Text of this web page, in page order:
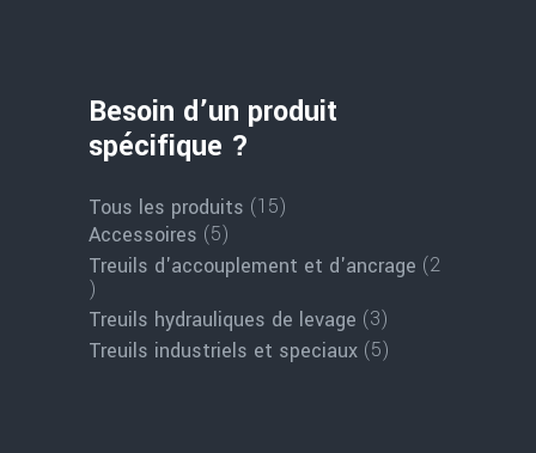
Besoin d’un produit
spécifique ?
Tous les produits 1515
Accessoires 55
produits
Treuils d'accouplement et d'ancrage 2
2
produits
Treuils hydrauliques de levage 33
produits
Treuils industriels et speciaux 55